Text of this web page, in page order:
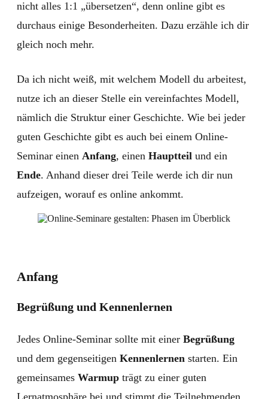
nicht alles 1:1 „übersetzen“, denn online gibt es
durchaus einige Besonderheiten. Dazu erzähle ich dir
gleich noch mehr.
Da ich nicht weiß, mit welchem Modell du arbeitest,
nutze ich an dieser Stelle ein vereinfachtes Modell,
nämlich die Struktur einer Geschichte. Wie bei jeder
guten Geschichte gibt es auch bei einem Online-
Seminar einen Anfang, einen Hauptteil und ein
Ende. Anhand dieser drei Teile werde ich dir nun
aufzeigen, worauf es online ankommt.
Anfang
Begrüßung und Kennenlernen
Jedes Online-Seminar sollte mit einer Begrüßung
und dem gegenseitigen Kennenlernen starten. Ein
gemeinsames Warmup trägt zu einer guten